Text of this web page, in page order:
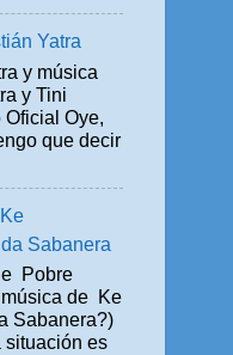
Yatra
y música
y Tini
Oye,
que decir
Sabanera
Pobre
de Ke
Sabanera?)
situación es